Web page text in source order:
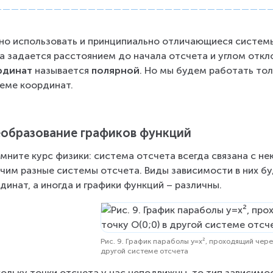
c
c
}
использовать и принципиально отличающиеся
задается расстоянием до начала отсчета и углом
называется полярной. Но мы будем работать
координат.
графиков функций
курс физики: система отсчета всегда связана с
разные системы отсчета. Виды зависимости в них
а иногда и графики функций – различны.
Рис. 9. График параболы y=x², проходящий
другой системе отсчета